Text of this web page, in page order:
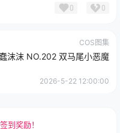
0 0
COS图集
沫沫 NO.202 双马尾小恶魔
2026-5-22 12:00:00
到奖励！